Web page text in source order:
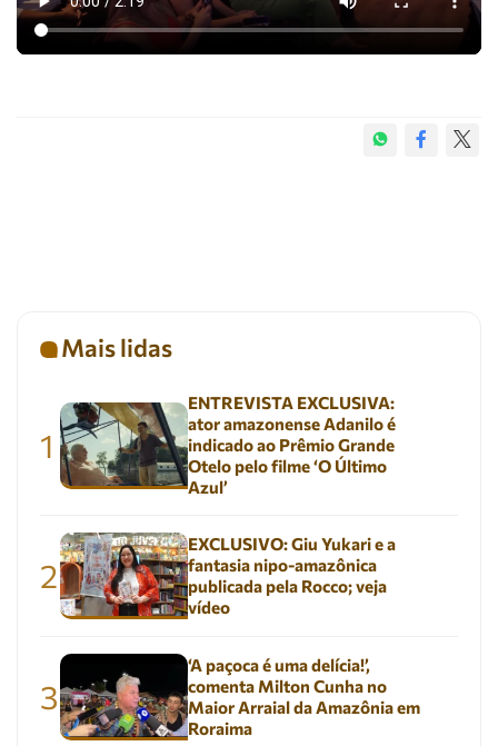
Mais lidas
1
ENTREVISTA EXCLUSIVA:
ator amazonense Adanilo é
indicado ao Prêmio Grande
Otelo pelo filme ‘O Último
Azul’
2
EXCLUSIVO: Giu Yukari e a
fantasia nipo-amazônica
publicada pela Rocco; veja
vídeo
3
‘A paçoca é uma delícia!’,
comenta Milton Cunha no
Maior Arraial da Amazônia em
Roraima